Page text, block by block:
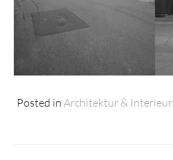
Posted in Architektur & Interieur